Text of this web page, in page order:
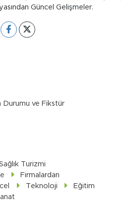
Güncel Gelişmeler.
Durumu ve Fikstür
Turizmi
Firmalardan
Teknoloji
Eğitim